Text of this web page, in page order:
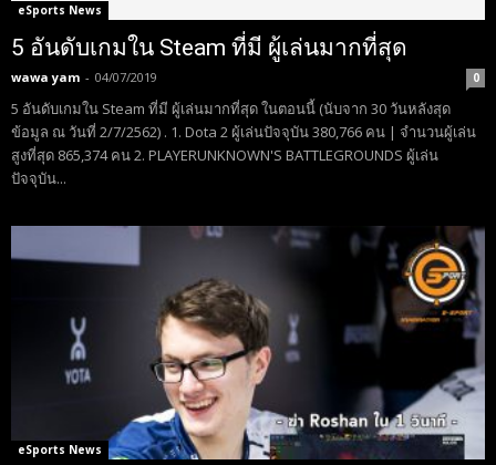
eSports News
5 อันดับเกมใน Steam ที่มี ผู้เล่นมากที่สุด
wawa yam - 04/07/2019 0
5 อันดับเกมใน Steam ที่มี ผู้เล่นมากที่สุด ในตอนนี้ (นับจาก 30 วันหลังสุด
ข้อมูล ณ วันที่ 2/7/2562) . 1. Dota 2 ผู้เล่นปัจจุบัน 380,766 คน | จำนวนผู้เล่น
สูงที่สุด 865,374 คน 2. PLAYERUNKNOWN'S BATTLEGROUNDS ผู้เล่น
ปัจจุบัน...
eSports News